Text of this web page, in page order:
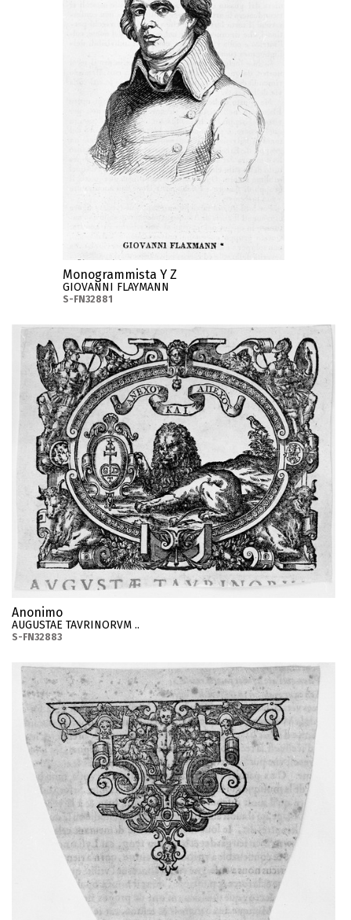
Monogrammista Y Z
GIOVANNI FLAYMANN
S-FN32881
Anonimo
AUGUSTAE TAVRINORVM ..
S-FN32883